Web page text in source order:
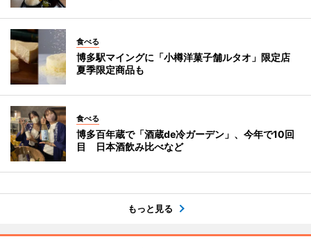
食べる
博多駅マイングに「小樽洋菓子舗ルタオ」限定店
夏季限定商品も
食べる
博多百年蔵で「酒蔵de冷ガーデン」、今年で10回
目 日本酒飲み比べなど
もっと見る